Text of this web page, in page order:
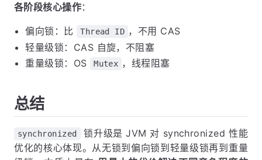
各阶段核心操作：
偏向锁：比 Thread ID ，不用 CAS
轻量级锁：CAS 自旋，不阻塞
重量级锁：OS
Mutex ，线程阻塞
总结
synchronized
锁升级是 JVM 对 synchronized 性能
优化的核心体现。从无锁到偏向锁到轻量级锁再到重量